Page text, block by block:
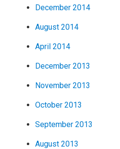
December 2014
August 2014
April 2014
December 2013
November 2013
October 2013
September 2013
August 2013